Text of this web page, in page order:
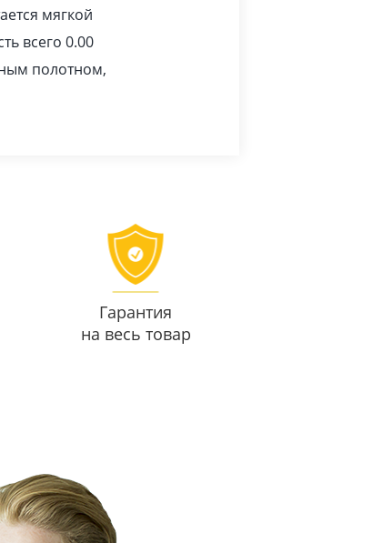
мягкой
всего 0.00
полотном,
Гарантия
на весь товар